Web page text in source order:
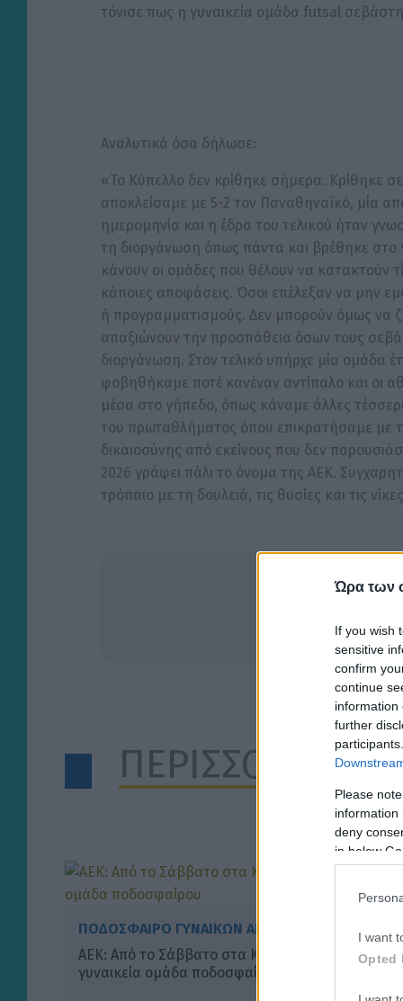
Ώρα των
If you wish
sensitive
confirm
continue
information
further
Please
information
deny
in below
I want
Opted
τόνισε πως η γυναικεία ομάδα futsal
Αναλυτικά όσα δήλωσε:
«Το Κύπελλο δεν κρίθηκε σήμερα. Κρίθηκε σε
αποκλείσαμε με 5-2 τον Παναθηναϊκό, μία
ημερομηνία και η έδρα του τελικού ήταν
τη διοργάνωση όπως πάντα και βρέθηκε στο
κάνουν οι ομάδες που θέλουν να κατακτούν
κάποιες αποφάσεις. Όσοι επέλεξαν να μην
ή προγραμματισμούς. Δεν μπορούν όμως να
απαξιώνουν την προσπάθεια όσων τους
διοργάνωση. Στον τελικό υπήρχε μία ομάδα
φοβηθήκαμε ποτέ κανέναν αντίπαλο και οι
μέσα στο γήπεδο, όπως κάναμε άλλες
του πρωταθλήματος όπου επικρατήσαμε με
δικαιοσύνης από εκείνους που δεν
2026 γράφει πάλι το όνομα της ΑΕΚ.
τρόπαιο με τη δουλειά, τις θυσίες και τις
ΠΕΡΙΣΣΟΤΕΡΑ
ΠΟΔΟΣΦΑΙΡΟ ΓΥΝΑΙΚΩΝ ΑΕΚ
ΑΕΚ: Από το Σάββατο στα Καλάβρυτα η
γυναικεία ομάδα ποδοσφαίρου